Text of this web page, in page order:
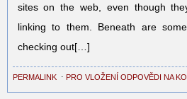
sites on the web, even though
linking to them. Beneath are
checking out[…]
PERMALINK ⋅ PRO VLOŽENÍ ODPOVĚDI NA